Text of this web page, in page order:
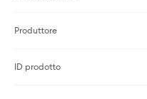
Produttore
ID prodotto